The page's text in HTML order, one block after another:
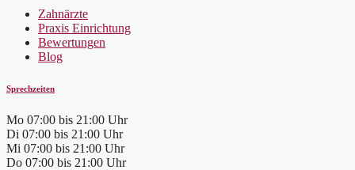
Zahnärzte
Praxis Einrichtung
Bewertungen
Blog
Sprechzeiten
Mo 07:00 bis 21:00 Uhr
Di 07:00 bis 21:00 Uhr
Mi 07:00 bis 21:00 Uhr
Do 07:00 bis 21:00 Uhr